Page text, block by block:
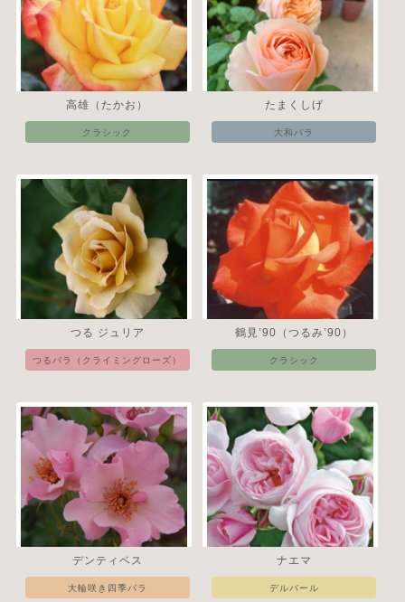
高雄（たかお）
クラシック
たまくしげ
大和バラ
つる ジュリア
つるバラ（クライミングローズ）
鶴見’90（つるみ’90）
クラシック
デンティベス
大輪咲き四季バラ
ナエマ
デルバール